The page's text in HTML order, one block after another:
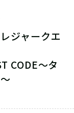
ジャークエ
CODE～タ